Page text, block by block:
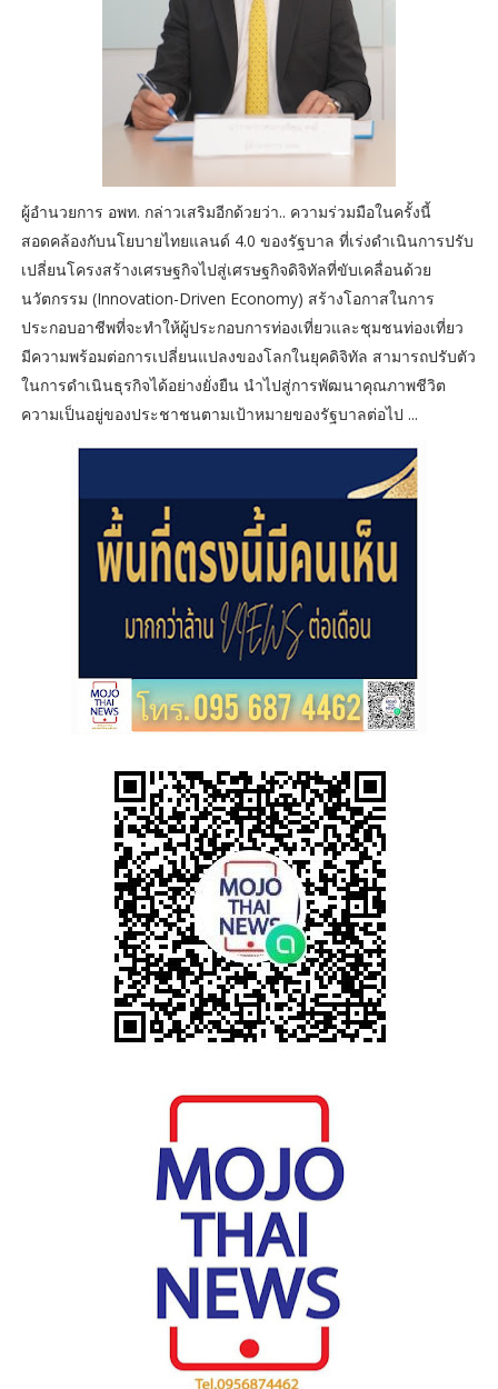
ผู้อำนวยการ อพท. กล่าวเสริมอีกด้วยว่า.. ความร่วมมือในครั้งนี้
สอดคล้องกับนโยบายไทยแลนด์ 4.0 ของรัฐบาล ที่เร่งดำเนินการปรับ
เปลี่ยนโครงสร้างเศรษฐกิจไปสู่เศรษฐกิจดิจิทัลที่ขับเคลื่อนด้วย
นวัตกรรม (Innovation-Driven Economy) สร้างโอกาสในการ
ประกอบอาชีพที่จะทำให้ผู้ประกอบการท่องเที่ยวและชุมชนท่องเที่ยว
มีความพร้อมต่อการเปลี่ยนแปลงของโลกในยุคดิจิทัล สามารถปรับตัว
ในการดำเนินธุรกิจได้อย่างยั่งยืน นำไปสู่การพัฒนาคุณภาพชีวิต
ความเป็นอยู่ของประชาชนตามเป้าหมายของรัฐบาลต่อไป ...